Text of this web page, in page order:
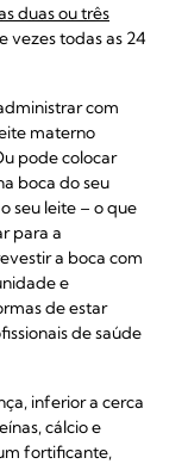
duas ou três
vezes todas as 24
com
materno
pode colocar
boca do seu
seu leite – o que
para a
a boca com
e
de estar
de saúde
inferior a cerca
cálcio e
fortificante,